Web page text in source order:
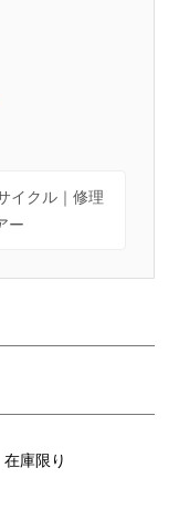
イクル｜修理
ー
庫限り